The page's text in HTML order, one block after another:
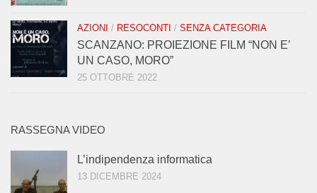
AZIONI / RESOCONTI / SENZA CATEGORIA
SCANZANO: PROIEZIONE FILM “NON E’
UN CASO, MORO”
25 OTTOBRE 2022
RASSEGNA VIDEO
L’indipendenza informatica
13 DICEMBRE 2024